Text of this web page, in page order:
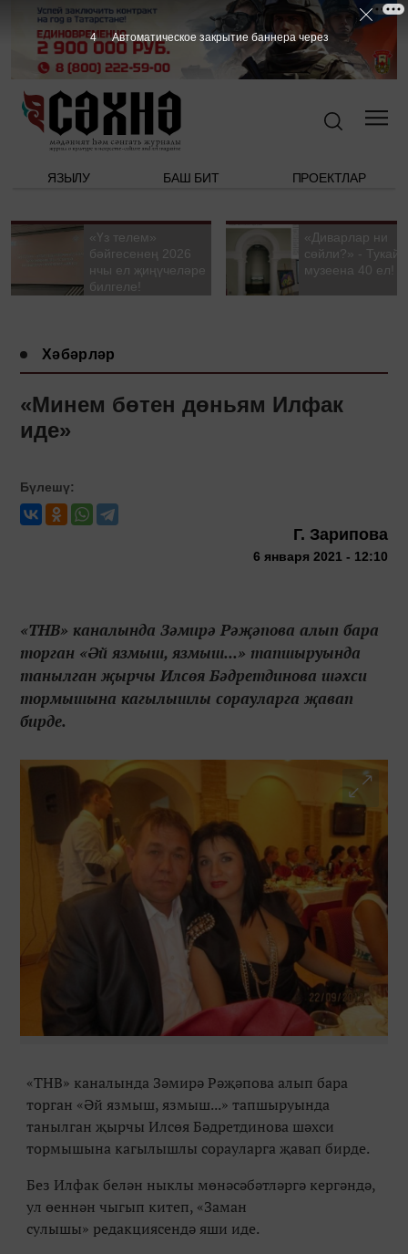
ЯЗЫЛУ БАШ БИТ ПРОЕКТЛАР
«Үз телем»
бәйгесенең 2026
нчы ел җиңүчеләре
билгеле!
«Диварлар ни
сөйли?» - Тукай
музеена 40 ел!
Хәбәрләр
«Минем бөтен дөньям Илфак
иде»
Бүлешү:
Г. Зарипова
6 января 2021 - 12:10
«ТНВ» каналында Зәмирә Рәҗәпова алып бара
торган «Әй язмыш, язмыш...» тапшыруында
танылган җырчы Илсөя Бәдретдинова шәхси
тормышына кагылышлы сорауларга җавап
бирде.
«ТНВ» каналында Зәмирә Рәҗәпова алып бара
торган «Әй язмыш, язмыш...» тапшыруында
танылган җырчы Илсөя Бәдретдинова шәхси
тормышына кагылышлы сорауларга җавап бирде.
Без Илфак белән ныклы мөнәсәбәтләргә кергәндә,
ул өеннән чыгып китеп, «Заман
сулышы» редакциясендә яши иде.
3 Автоматическое закрытие баннера через